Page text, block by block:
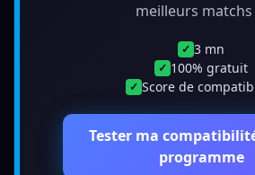
meilleurs matchs
✓ 3 mn
✓ 100% gratuit
✓ Score de
Tester ma
programme